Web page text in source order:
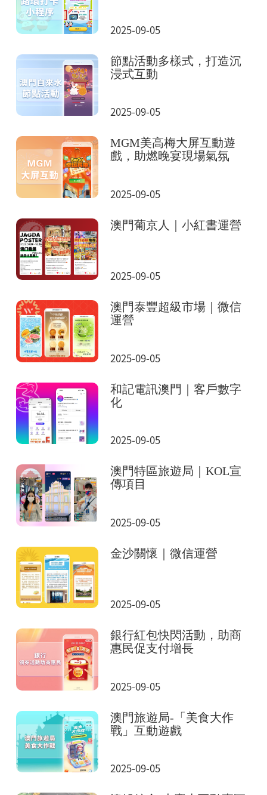
2025-09-05
節點活動多樣式，打造沉
浸式互動
2025-09-05
MGM美高梅大屏互動遊
戲，助燃晚宴現場氣氛
2025-09-05
澳門葡京人｜小紅書運營
2025-09-05
澳門泰豐超級市場｜微信
運營
2025-09-05
和記電訊澳門｜客戶數字
化
2025-09-05
澳門特區旅遊局｜KOL宣
傳項目
2025-09-05
金沙關懷｜微信運營
2025-09-05
銀行紅包快閃活動，助商
惠民促支付增長
2025-09-05
澳門旅遊局-「美食大作
戰」互動遊戲
2025-09-05